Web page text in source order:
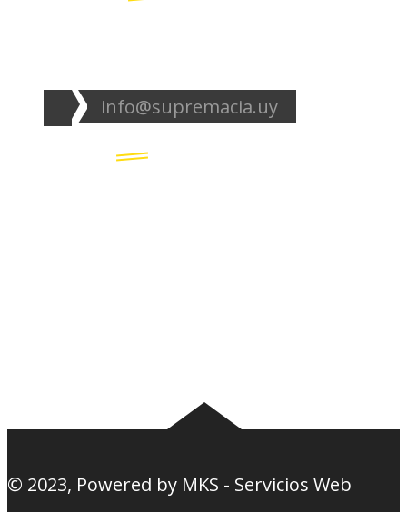
info@supremacia.uy
© 2023, Powered by MKS - Servicios Web